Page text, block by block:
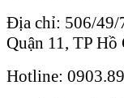
Địa chỉ: 506/49/
Quận 11, TP
Hotline: